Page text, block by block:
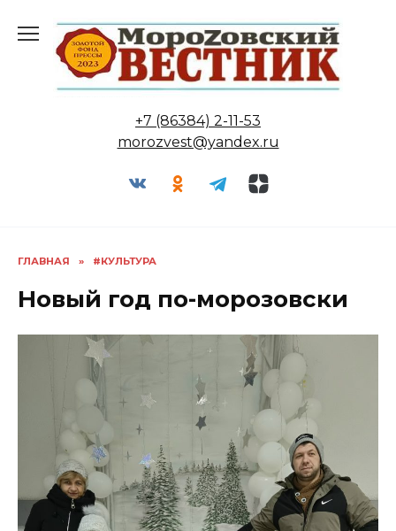
содержанию
+7 (86384) 2-11-53
morozvest@yandex.ru
ГЛАВНАЯ » #КУЛЬТУРА
Новый год по-морозовски